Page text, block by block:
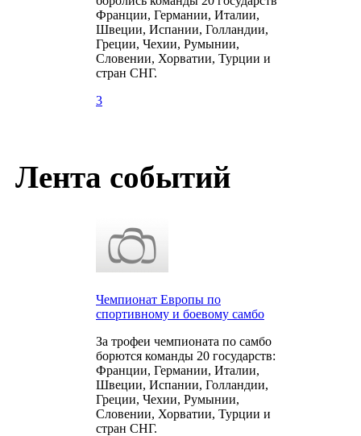
Франции, Германии, Италии,
Швеции, Испании, Голландии,
Греции, Чехии, Румынии,
Словении, Хорватии, Турции и
стран СНГ.
3
Лента событий
Чемпионат Европы по
спортивному и боевому самбо
За трофеи чемпионата по самбо
борются команды 20 государств:
Франции, Германии, Италии,
Швеции, Испании, Голландии,
Греции, Чехии, Румынии,
Словении, Хорватии, Турции и
стран СНГ.